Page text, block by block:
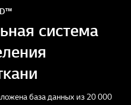
система
база данных из 20 000